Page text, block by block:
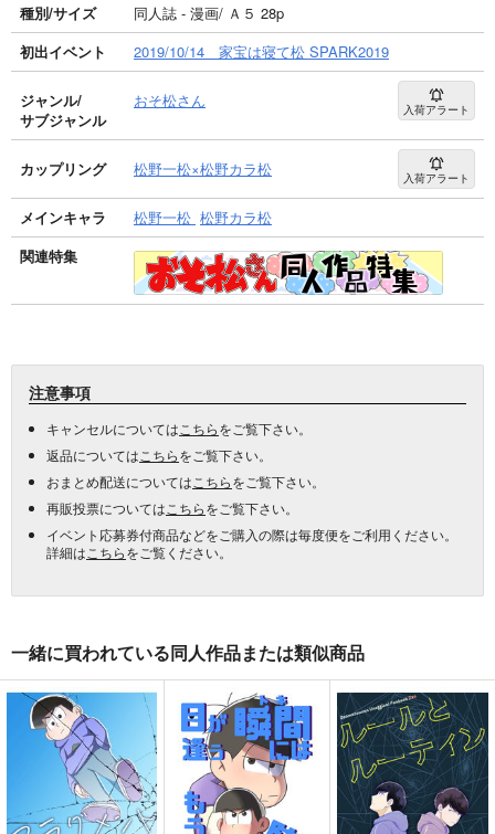
種別/サイズ
同人誌 - 漫画/ Ａ５ 28p
初出イベント
2019/10/14 家宝は寝て松 SPARK2019
ジャンル/
サブジャンル
おそ松さん 入荷アラート
カップリング 松野一松×松野カラ松 入荷アラート
メインキャラ 松野一松 松野カラ松
関連特集
注意事項
キャンセルについては こちらをご覧下さい。
返品については こちらをご覧下さい。
おまとめ配送については こちらをご覧下さい。
再販投票については こちらをご覧下さい。
イベント応募券付商品などをご購入の際は毎度便をご利用ください。
詳細は こちらをご覧ください。
一緒に買われている同人作品または類似商品